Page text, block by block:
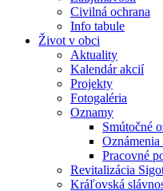
Civilná ochrana
Info tabule
Život v obci
Aktuality
Kalendár akcií
Projekty
Fotogaléria
Oznamy
Smútočné
Pracovné
Revitalizácia
Kráľovská